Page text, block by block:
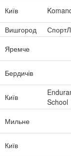
Київ
Вишгород
Яремче
Бердичів
Київ
School
Мильне
Київ